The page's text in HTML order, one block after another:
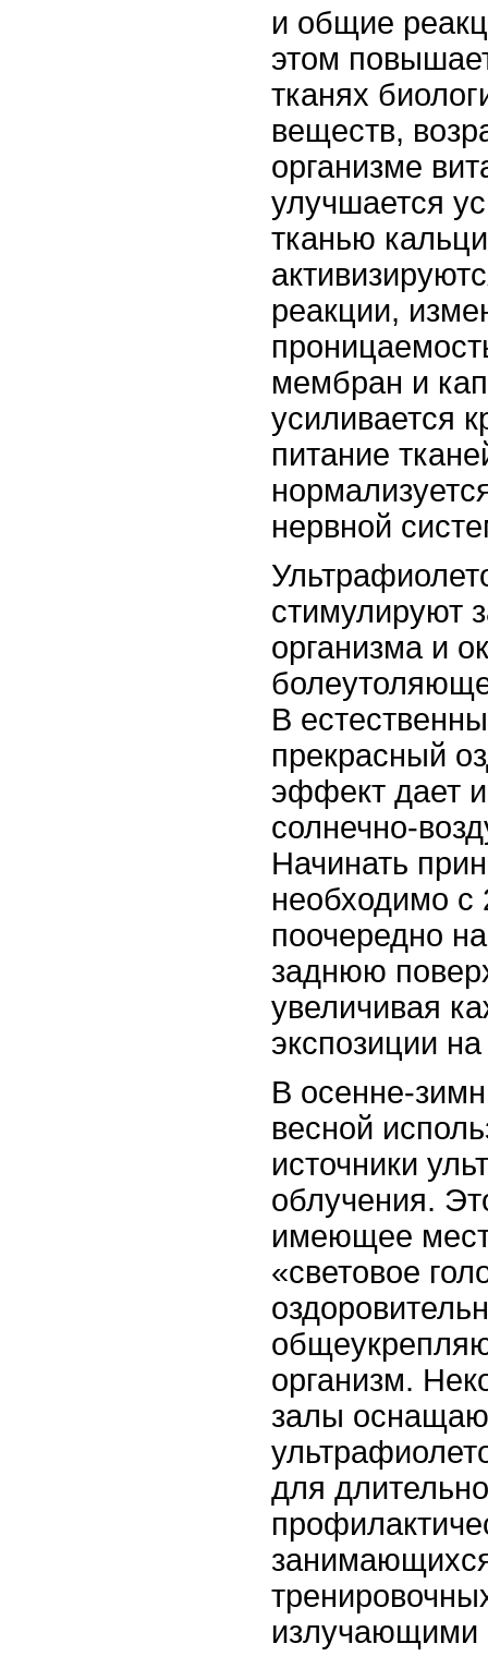
и общие
этом
тканях
веществ,
организме
улучшается
тканью
реакции,
мембран и
усиливается
питание
нервной
стимулируют
организма и
В
прекрасный
эффект дает
солнечно-
Начинать
необходимо с
поочередно
заднюю
увеличивая
экспозиции
В осенне-
весной
источники
облучения.
имеющее
«световое
организм.
залы
для
излучающими